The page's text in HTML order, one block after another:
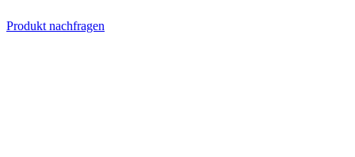
Produkt nachfragen